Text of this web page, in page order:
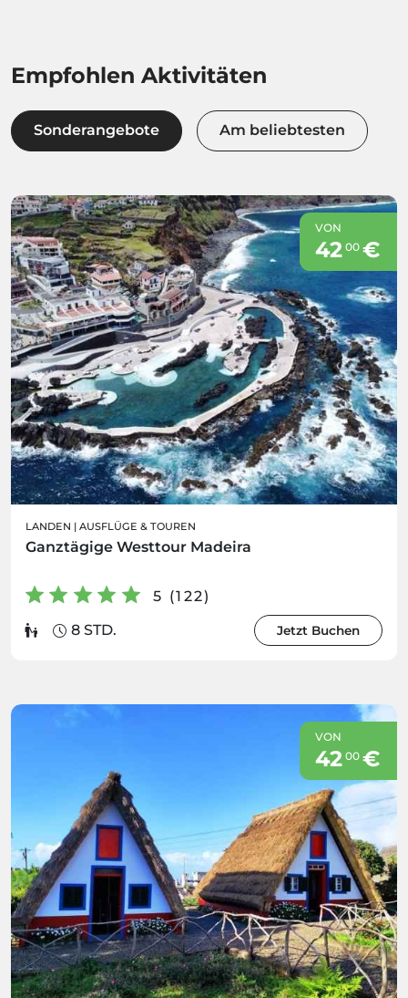
Empfohlen Aktivitäten
Sonderangebote Am beliebtesten
VON
42 00€
LANDEN | AUSFLÜGE & TOUREN
Ganztägige Westtour Madeira
5 (122)
8 STD.
Jetzt Buchen
VON
42 00€